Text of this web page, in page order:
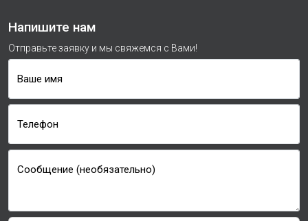
Напишите нам
Отправьте заявку и мы свяжемся с Вами!
Ваше имя
Телефон
Сообщение (необязательно)